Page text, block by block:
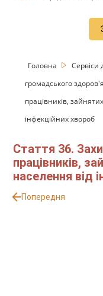
Головна Сервіси
громадського здоров'я
працівників,
інфекційних хвороб
Стаття 36.
працівників,
населення від
Попередня